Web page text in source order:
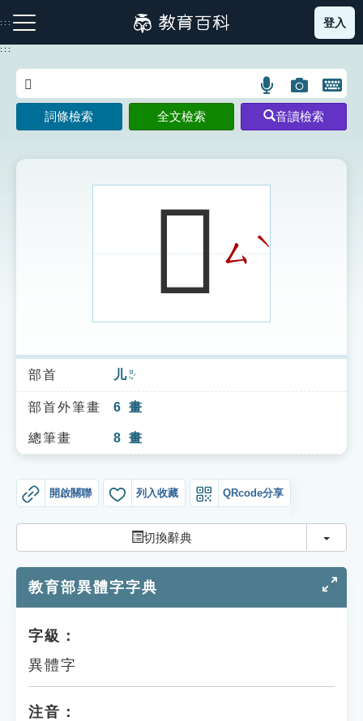
到
主
:::
注音索引圖示 筆畫索引圖示 部首索引表圖示
索引選單
知識索引
單字索引
貓頭鷹博士
登入
:::
語
言
搜
示
圖
片
搜
開
鍵
圖
詞條檢索 全文檢索 音讀檢索
𠒃ㄙ ˋ
部首 儿ㄖㄣˊ
部首外筆畫 6 畫
總筆畫 8 畫
開啟關聯 列入收藏 QRcode分享
切換辭典 切換
教育部異體字字典
字級：
異體字
注音：